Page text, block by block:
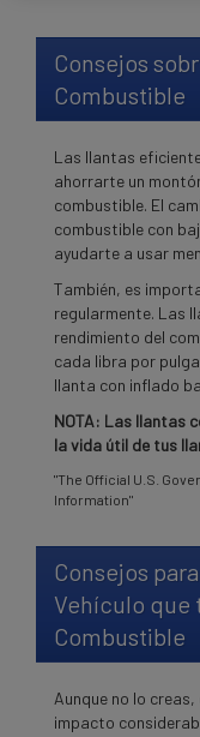
Consejos
Combustible
Las llantas
ahorrarte un
combustible. El
combustible con
ayudarte a usar
También, es
regularmente. Las
rendimiento del
cada libra por
llanta con inflado
NOTA: Las llantas
la vida útil de tus
"The Official U.S.
Information"
Consejos
Vehículo que
Combustible
Aunque no lo
impacto